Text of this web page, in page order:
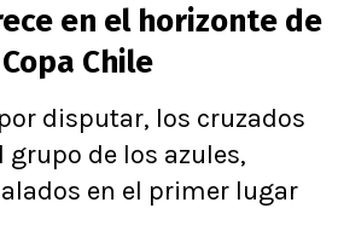
en el horizonte de
Chile
disputar, los cruzados
grupo de los azules,
en el primer lugar